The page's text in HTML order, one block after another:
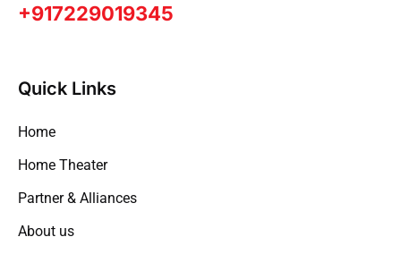
+917229019345
Quick Links
Home
Home Theater
Partner & Alliances
About us